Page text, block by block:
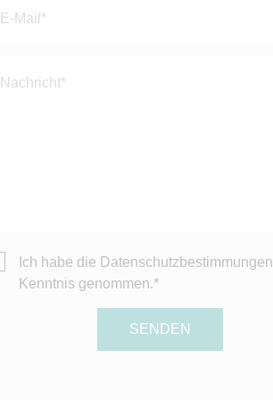
leer.
Ich habe die Datenschutzbestimmungen
Kenntnis genommen.*